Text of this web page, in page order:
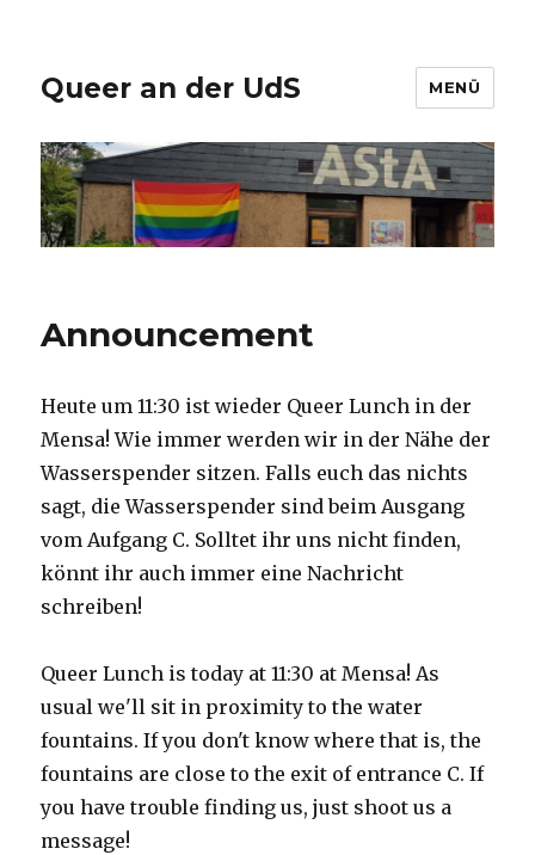
Queer an der UdS MENÜ
Announcement
Heute um 11:30 ist wieder Queer Lunch in der
Mensa! Wie immer werden wir in der Nähe der
Wasserspender sitzen. Falls euch das nichts
sagt, die Wasserspender sind beim Ausgang
vom Aufgang C. Solltet ihr uns nicht finden,
könnt ihr auch immer eine Nachricht
schreiben!
Queer Lunch is today at 11:30 at Mensa! As
usual we'll sit in proximity to the water
fountains. If you don't know where that is, the
fountains are close to the exit of entrance C. If
you have trouble finding us, just shoot us a
message!